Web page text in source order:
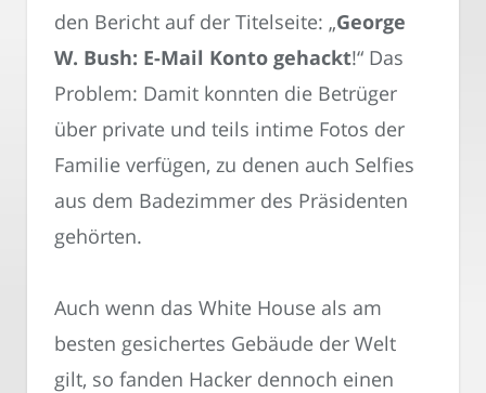
den Bericht auf der Titelseite: „George
W. Bush: E-Mail Konto gehackt!“ Das
Problem: Damit konnten die Betrüger
über private und teils intime Fotos der
Familie verfügen, zu denen auch Selfies
aus dem Badezimmer des Präsidenten
gehörten.
Auch wenn das White House als am
besten gesichertes Gebäude der Welt
gilt, so fanden Hacker dennoch einen